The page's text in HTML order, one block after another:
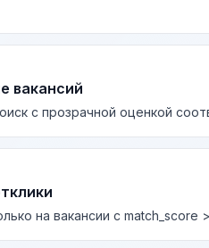
вакансий
с прозрачной оценкой
на вакансии с